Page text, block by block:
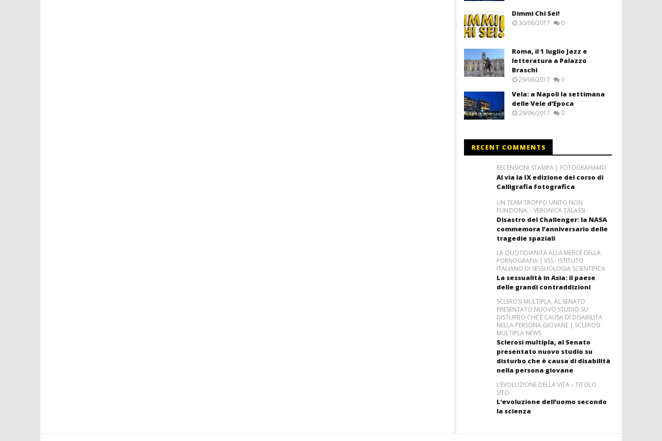
Dimmi Chi Sei!
30/06/2017 0
Roma, il 1 luglio Jazz e
letteratura a Palazzo
Braschi
29/06/2017 0
Vela: a Napoli la settimana
delle Vele d’Epoca
29/06/2017 0
RECENT COMMENTS
RECENSIONI STAMPA | FOTOGRAFIAMO
Al via la IX edizione del corso di
Calligrafia Fotografica
UN TEAM TROPPO UNITO NON
FUNZIONA. - VERONICA TALASSI
Disastro del Challenger: la NASA
commemora l’anniversario delle
tragedie spaziali
LA QUOTIDIANITÀ ALLA MERCÉ DELLA
PORNOGRAFIA | IISS - ISTITUTO
ITALIANO DI SESSUOLOGIA SCIENTIFICA
La sessualità in Asia: il paese
delle grandi contraddizioni
SCLEROSI MULTIPLA, AL SENATO
PRESENTATO NUOVO STUDIO SU
DISTURBO CHE È CAUSA DI DISABILITÀ
NELLA PERSONA GIOVANE | SCLEROSI
MULTIPLA NEWS
Sclerosi multipla, al Senato
presentato nuovo studio su
disturbo che è causa di disabilità
nella persona giovane
L’EVOLUZIONE DELLA VITA – TITOLO
SITO
L’evoluzione dell’uomo secondo
la scienza